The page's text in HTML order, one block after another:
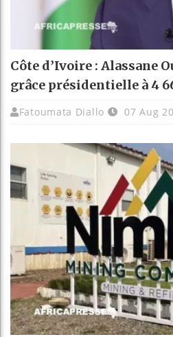
Côte d’Ivoire : Alassane
grâce présidentielle à 4
Fatoumata Diallo 07 Aug